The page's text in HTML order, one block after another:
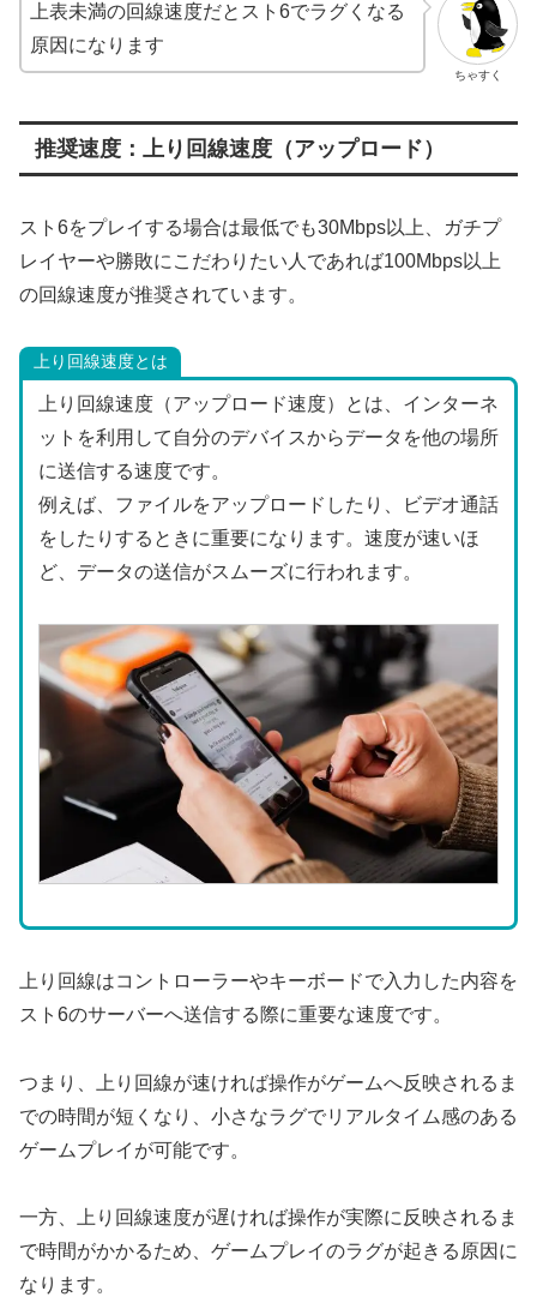
ちゃすく
上表未満の回線速度だとスト6でラグくなる
原因になります
推奨速度：上り回線速度（アップロード）
スト6をプレイする場合は最低でも30Mbps以上、ガチプ
レイヤーや勝敗にこだわりたい人であれば100Mbps以上
の回線速度が推奨されています。
上り回線速度とは
上り回線速度（アップロード速度）とは、インターネ
ットを利用して自分のデバイスからデータを他の場所
に送信する速度です。
例えば、ファイルをアップロードしたり、ビデオ通話
をしたりするときに重要になります。速度が速いほ
ど、データの送信がスムーズに行われます。
上り回線はコントローラーやキーボードで入力した内容を
スト6のサーバーへ送信する際に重要な速度です。
つまり、上り回線が速ければ操作がゲームへ反映されるま
での時間が短くなり、小さなラグでリアルタイム感のある
ゲームプレイが可能です。
一方、上り回線速度が遅ければ操作が実際に反映されるま
で時間がかかるため、ゲームプレイのラグが起きる原因に
なります。